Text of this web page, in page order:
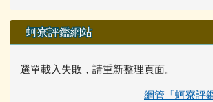
蚵寮評鑑網站
選單載入失敗，請重新整理頁面。
網管「蚵寮評